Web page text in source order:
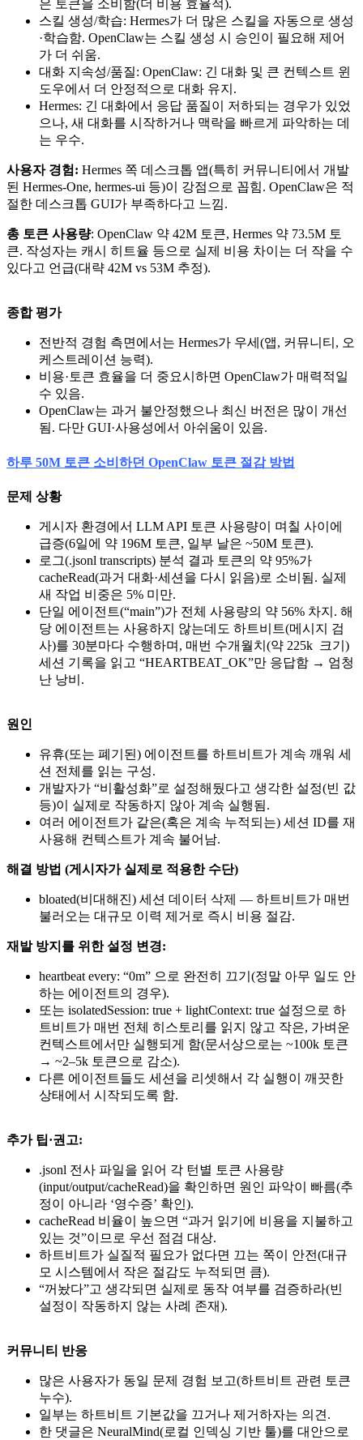
은 토큰을 소비함(더 비용 효율적).
스킬 생성/학습: Hermes가 더 많은 스킬을 자동으로 생성
·학습함. OpenClaw는 스킬 생성 시 승인이 필요해 제어
가 더 쉬움.
대화 지속성/품질: OpenClaw: 긴 대화 및 큰 컨텍스트 윈
도우에서 더 안정적으로 대화 유지.
Hermes: 긴 대화에서 응답 품질이 저하되는 경우가 있었
으나, 새 대화를 시작하거나 맥락을 빠르게 파악하는 데
는 우수.
사용자 경험: Hermes 쪽 데스크톱 앱(특히 커뮤니티에서 개발
된 Hermes-One, hermes-ui 등)이 강점으로 꼽힘. OpenClaw은 적
절한 데스크톱 GUI가 부족하다고 느낌.
총 토큰 사용량: OpenClaw 약 42M 토큰, Hermes 약 73.5M 토
큰. 작성자는 캐시 히트율 등으로 실제 비용 차이는 더 작을 수
있다고 언급(대략 42M vs 53M 추정).
종합 평가
전반적 경험 측면에서는 Hermes가 우세(앱, 커뮤니티, 오
케스트레이션 능력).
비용·토큰 효율을 더 중요시하면 OpenClaw가 매력적일
수 있음.
OpenClaw는 과거 불안정했으나 최신 버전은 많이 개선
됨. 다만 GUI·사용성에서 아쉬움이 있음.
하루 50M 토큰 소비하던 OpenClaw 토큰 절감 방법
문제 상황
게시자 환경에서 LLM API 토큰 사용량이 며칠 사이에
급증(6일에 약 196M 토큰, 일부 날은 ~50M 토큰).
로그(.jsonl transcripts) 분석 결과 토큰의 약 95%가
cacheRead(과거 대화·세션을 다시 읽음)로 소비됨. 실제
새 작업 비중은 5% 미만.
단일 에이전트(“main”)가 전체 사용량의 약 56% 차지. 해
당 에이전트는 사용하지 않는데도 하트비트(메시지 검
사)를 30분마다 수행하며, 매번 수개월치(약 225k 크기)
세션 기록을 읽고 “HEARTBEAT_OK”만 응답함 → 엄청
난 낭비.
원인
유휴(또는 폐기된) 에이전트를 하트비트가 계속 깨워 세
션 전체를 읽는 구성.
개발자가 “비활성화”로 설정해뒀다고 생각한 설정(빈 값
등)이 실제로 작동하지 않아 계속 실행됨.
여러 에이전트가 같은(혹은 계속 누적되는) 세션 ID를 재
사용해 컨텍스트가 계속 불어남.
해결 방법 (게시자가 실제로 적용한 수단)
bloated(비대해진) 세션 데이터 삭제 — 하트비트가 매번
불러오는 대규모 이력 제거로 즉시 비용 절감.
재발 방지를 위한 설정 변경:
heartbeat every: “0m” 으로 완전히 끄기(정말 아무 일도 안
하는 에이전트의 경우).
또는 isolatedSession: true + lightContext: true 설정으로 하
트비트가 매번 전체 히스토리를 읽지 않고 작은, 가벼운
컨텍스트에서만 실행되게 함(문서상으로는 ~100k 토큰
→ ~2–5k 토큰으로 감소).
다른 에이전트들도 세션을 리셋해서 각 실행이 깨끗한
상태에서 시작되도록 함.
추가 팁·권고:
.jsonl 전사 파일을 읽어 각 턴별 토큰 사용량
(input/output/cacheRead)을 확인하면 원인 파악이 빠름(추
정이 아니라 ‘영수증’ 확인).
cacheRead 비율이 높으면 “과거 읽기에 비용을 지불하고
있는 것”이므로 우선 점검 대상.
하트비트가 실질적 필요가 없다면 끄는 쪽이 안전(대규
모 시스템에서 작은 절감도 누적되면 큼).
“꺼놨다”고 생각되면 실제로 동작 여부를 검증하라(빈
설정이 작동하지 않는 사례 존재).
커뮤니티 반응
많은 사용자가 동일 문제 경험 보고(하트비트 관련 토큰
누수).
일부는 하트비트 기본값을 끄거나 제거하자는 의견.
한 댓글은 NeuralMind(로컬 인덱싱 기반 툴)를 대안으로